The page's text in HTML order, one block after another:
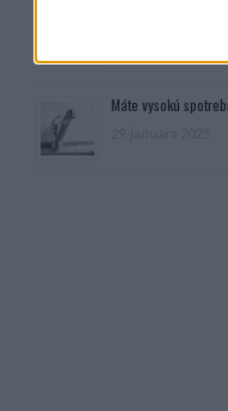
Dôverujte si,
Máte vysokú